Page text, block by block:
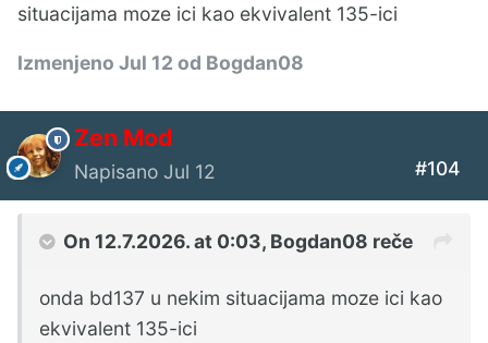
situacijama moze ici kao ekvivalent 135-ici
Izmenjeno Jul 12 od Bogdan08
Zen Mod
Napisano Jul 12 #104
On 12.7.2026. at 0:03, Bogdan08 reče
onda bd137 u nekim situacijama moze ici kao
ekvivalent 135-ici